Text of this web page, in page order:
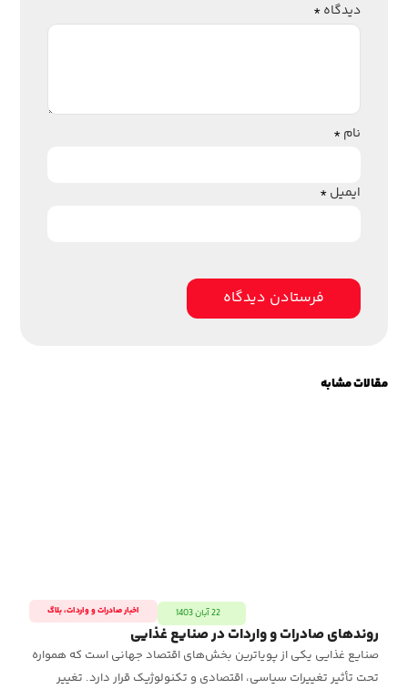
دیدگاه*
نام*
ایمیل*
مقالات مشابه
اخبار صادرات و واردات،بلاگ
روندهای صادرات و واردات در صنایع غذایی
صنایع غذایی یکی از پویاترین بخش‌های اقتصاد جهانی است که همواره
تحت تأثیر تغییرات سیاسی، اقتصادی و تکنولوژیک قرار دارد. تغییر